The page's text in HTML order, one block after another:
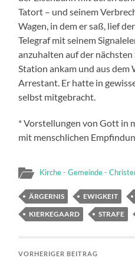
Tatort – und seinem
Wagen, in dem er saß, lief
Telegraf mit seinem
anzuhalten auf der
Station ankam und aus dem
Arrestant. Er hatte in
selbst mitgebracht.
* Vorstellungen von Gott in
mit menschlichen
Kirche - Gemeinde -
ÄRGERNIS EWIGKEIT
KIERKEGAARD
STRAFE
VORHERIGER BEITRAG